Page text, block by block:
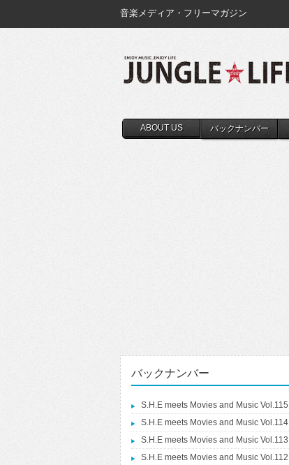
音楽メディア・フリーマガジン
ABOUT US バックナンバー
バックナンバー
S.H.E meets Movies and Music Vol.115
S.H.E meets Movies and Music Vol.114
S.H.E meets Movies and Music Vol.113
S.H.E meets Movies and Music Vol.112